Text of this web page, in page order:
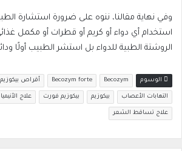
وفي نهاية مقالنا، ننوه على ضرورة استشارة
استخدام أي دواء أو كريم أو قطرات أو مكمل
الروشتة الطبية للدواء بل استشر الطبيب أولًا
الوسوم Becozym
Becozym forte أقراص
التهابات الأعصاب بيكوزيم بيكوزيم فورت علاج الأنيميا
علاج تساقط الشعر